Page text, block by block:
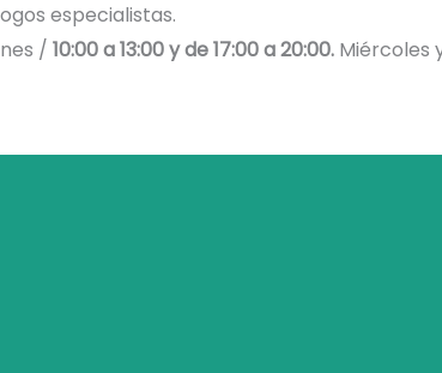
especialistas.
/ 10:00 a 13:00 y de 17:00 a 20:00. Miércoles